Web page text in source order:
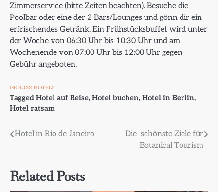
Zimmerservice (bitte Zeiten beachten). Besuche die
Poolbar oder eine der 2 Bars/Lounges und gönn dir ein
erfrischendes Getränk. Ein Frühstücksbuffet wird unter
der Woche von 06:30 Uhr bis 10:30 Uhr und am
Wochenende von 07:00 Uhr bis 12:00 Uhr gegen
Gebühr angeboten.
GENUSS HOTELS
Tagged Hotel auf Reise, Hotel buchen, Hotel in Berlin,
Hotel ratsam
Beitragsnavigation
Hotel in Rio de Janeiro
Die schönste Ziele für
Botanical Tourism
Related Posts